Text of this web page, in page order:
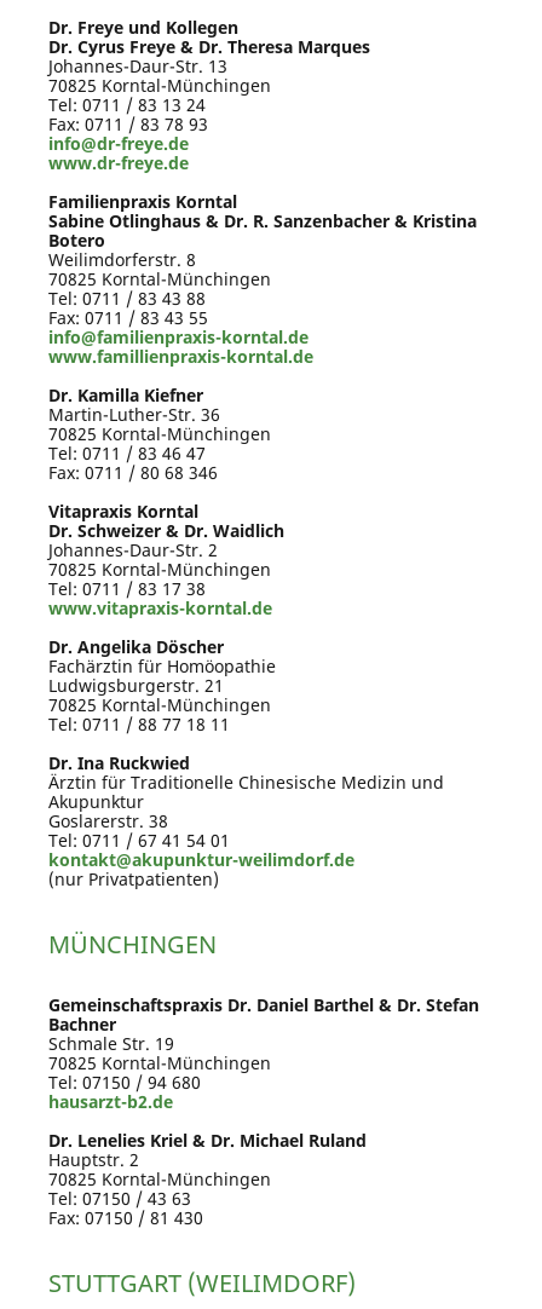
Dr. Freye und Kollegen
Dr. Cyrus Freye & Dr. Theresa Marques
Johannes-Daur-Str. 13
70825 Korntal-Münchingen
Tel: 0711 / 83 13 24
Fax: 0711 / 83 78 93
info@dr-freye.de
www.dr-freye.de
Familienpraxis Korntal
Sabine Otlinghaus & Dr. R. Sanzenbacher & Kristina
Botero
Weilimdorferstr. 8
70825 Korntal-Münchingen
Tel: 0711 / 83 43 88
Fax: 0711 / 83 43 55
info@familienpraxis-korntal.de
www.famillienpraxis-korntal.de
Dr. Kamilla Kiefner
Martin-Luther-Str. 36
70825 Korntal-Münchingen
Tel: 0711 / 83 46 47
Fax: 0711 / 80 68 346
Vitapraxis Korntal
Dr. Schweizer & Dr. Waidlich
Johannes-Daur-Str. 2
70825 Korntal-Münchingen
Tel: 0711 / 83 17 38
www.vitapraxis-korntal.de
Dr. Angelika Döscher
Fachärztin für Homöopathie
Ludwigsburgerstr. 21
70825 Korntal-Münchingen
Tel: 0711 / 88 77 18 11
Dr. Ina Ruckwied
Ärztin für Traditionelle Chinesische Medizin und
Akupunktur
Goslarerstr. 38
Tel: 0711 / 67 41 54 01
kontakt@akupunktur-weilimdorf.de
(nur Privatpatienten)
MÜNCHINGEN
Gemeinschaftspraxis Dr. Daniel Barthel & Dr. Stefan
Bachner
Schmale Str. 19
70825 Korntal-Münchingen
Tel: 07150 / 94 680
hausarzt-b2.de
Dr. Lenelies Kriel & Dr. Michael Ruland
Hauptstr. 2
70825 Korntal-Münchingen
Tel: 07150 / 43 63
Fax: 07150 / 81 430
STUTTGART (WEILIMDORF)